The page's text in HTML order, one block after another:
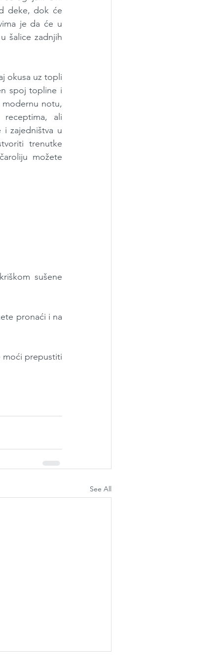
deke, dok će
je da će u
šalice zadnjih
okusa uz topli
spoj topline i
notu,
receptima, ali
zajedništva u
trenutke
možete
sušene
pronaći i na
moći prepustiti
See All